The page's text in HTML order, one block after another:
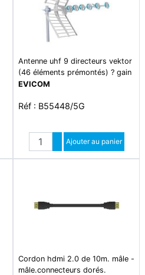
Antenne uhf 9 directeurs vektor
(46 éléments prémontés) ? gain
: 16-18 db ? canaux 21-48 ?
: 32 db ? connectique f
EVICOM
Réf : B55448/5G
Quantité
Augmenter quantité
Diminuer quantité
Ajouter au panier
Cordon hdmi 2.0 de 10m. mâle -
mâle.connecteurs dorés.